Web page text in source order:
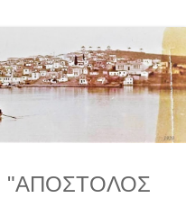
"ΑΠΟΣΤΟΛΟΣ